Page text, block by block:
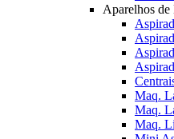
Aparelhos de
Maq.
Maq.
Maq.